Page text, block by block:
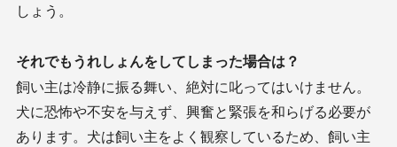
しょう。
それでもうれしょんをしてしまった場合は？
飼い主は冷静に振る舞い、絶対に叱ってはいけません。
犬に恐怖や不安を与えず、興奮と緊張を和らげる必要が
あります。犬は飼い主をよく観察しているため、飼い主